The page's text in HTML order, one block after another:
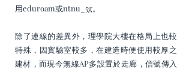
用eduroam或ntnu_5g。
除了連線的差異外，理學院大樓在格局上也較
特殊，因實驗室較多，在建造時便使用較厚之
建材，而現今無線AP多設置於走廊，信號傳入